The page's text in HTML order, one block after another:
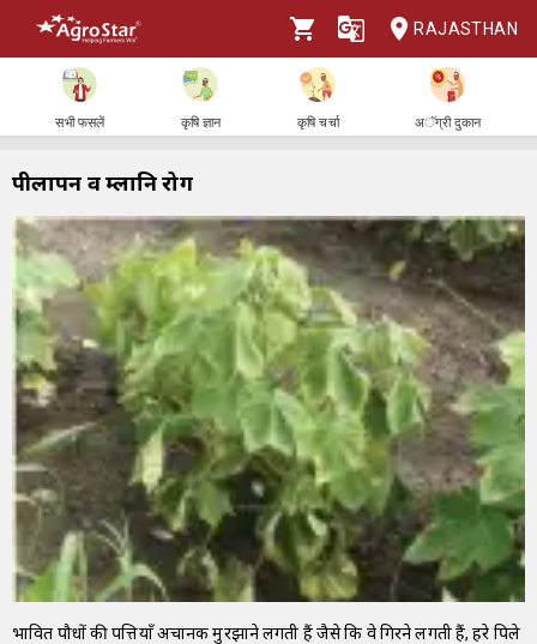
RAJASTHAN
सभी फसलें कृषि ज्ञान कृषि चर्चा अॅग्री दुकान
पीलापन व म्लानि रोग
प्रभावित पौधों की पत्तियाँ अचानक मुरझाने लगती हैं जैसे कि वे गिरने लगती हैं, हरे पिले